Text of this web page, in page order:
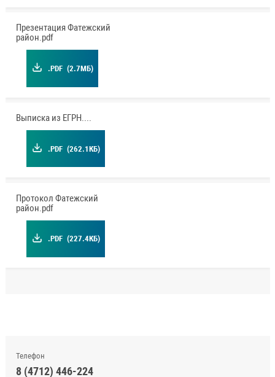
Презентация Фатежский
район.pdf
.PDF (2.7МБ)
Выписка из ЕГРН.pdf
.PDF (262.1КБ)
Протокол Фатежский
район.pdf
.PDF (227.4КБ)
Телефон
8 (4712) 446-224